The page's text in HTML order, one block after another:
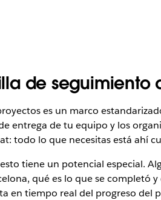
de seguimiento
es un marco
entrega de tu equipo y los
todo lo que necesitas está ahí
tiene un potencial especial.
qué es lo que se
en tiempo real del progreso del